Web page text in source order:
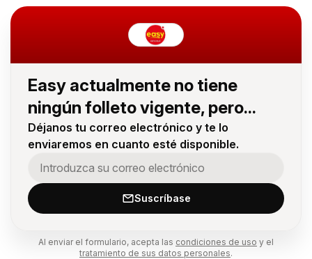
Easy actualmente no tiene
ningún folleto vigente, pero...
Déjanos tu correo electrónico y te lo
enviaremos en cuanto esté disponible.
Suscríbase
Al enviar el formulario, acepta las condiciones de uso y el
tratamiento de sus datos personales.